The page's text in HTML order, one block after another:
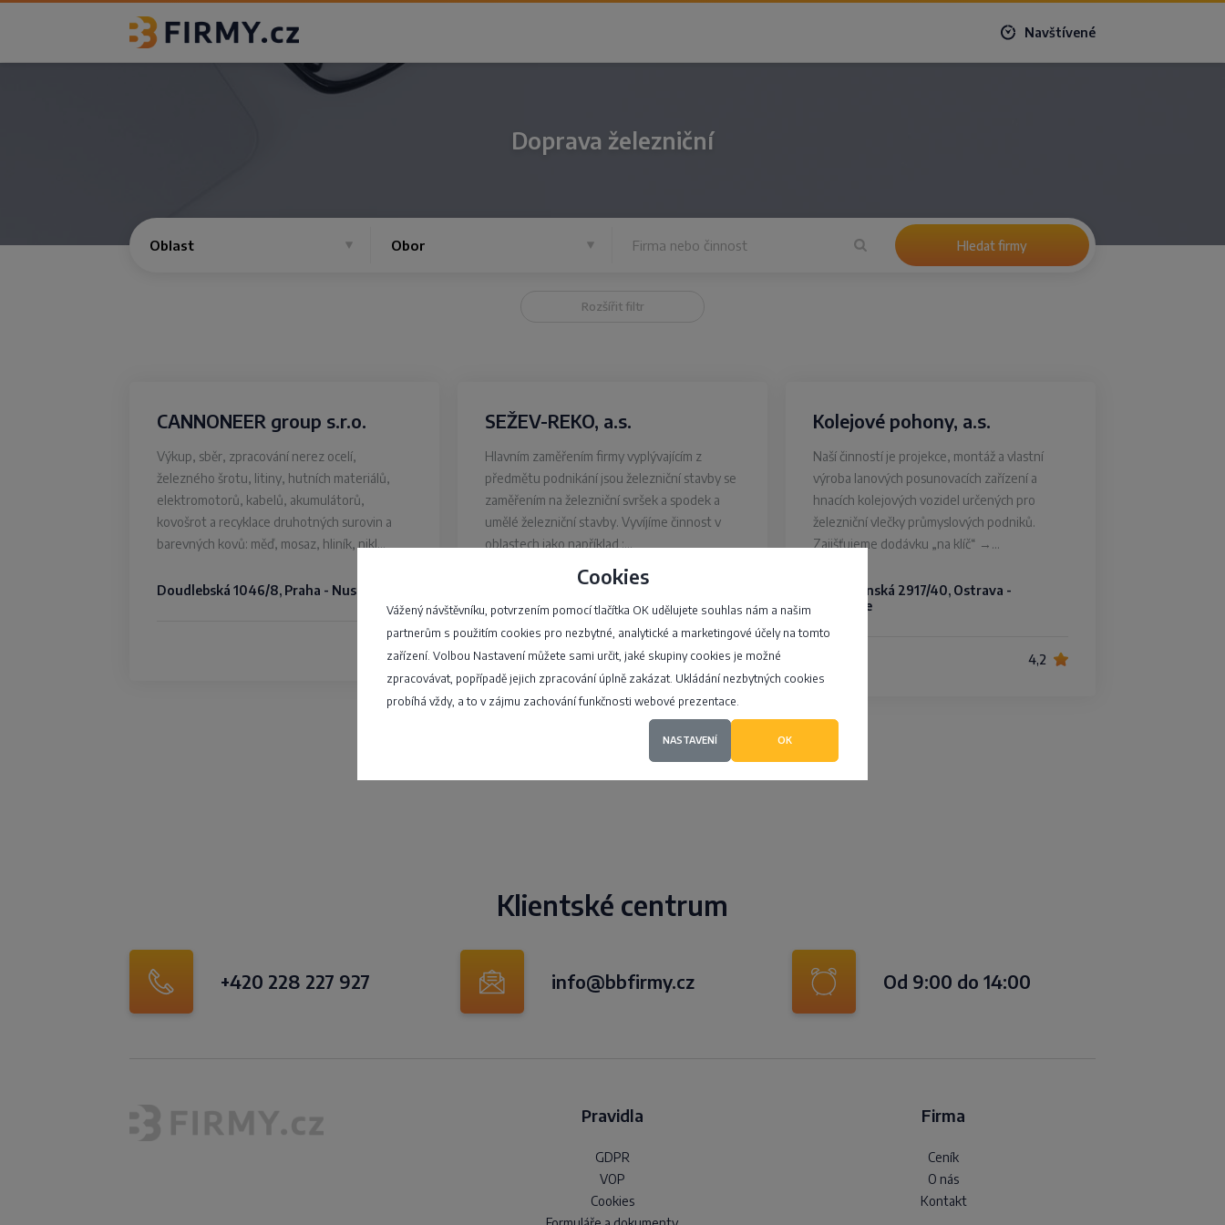
Cookies
Vážený návštěvníku, potvrzením pomocí tlačítka OK udělujete souhlas nám a našim
partnerům s použitím cookies pro nezbytné, analytické a marketingové účely na tomto
zařízení. Volbou Nastavení můžete sami určit, jaké skupiny cookies je možné
zpracovávat, popřípadě jejich zpracování úplně zakázat. Ukládání nezbytných cookies
probíhá vždy, a to v zájmu zachování funkčnosti webové prezentace.
NASTAVENÍ OK
Navštívené
Doprava železniční
Oblast Obor Hledat firmy
Rozšířit filtr
CANNONEER group s.r.o.
Výkup, sběr, zpracování nerez ocelí,
železného šrotu, litiny, hutních materiálů,
elektromotorů, kabelů, akumulátorů,
kovošrot a recyklace druhotných surovin a
barevných kovů: měď, mosaz, hliník, nikl…
Doudlebská 1046/8, Praha - Nusle
4,7
SEŽEV-REKO, a.s.
Hlavním zaměřením firmy vyplývajícím z
předmětu podnikání jsou železniční stavby se
zaměřením na železniční svršek a spodek a
umělé železniční stavby. Vyvíjíme činnost v
oblastech jako například :…
Kolejové pohony, a.s.
Naší činností je projekce, montáž a vlastní
výroba lanových posunovacích zařízení a
hnacích kolejových vozidel určených pro
železniční vlečky průmyslových podniků.
Zajišťujeme dodávku „na klíč“ →…
Mostárenská 2917/40, Ostrava -
Vítkovice
4,2
Klientské centrum
+420 228 227 927 info@bbfirmy.cz Od 9:00 do 14:00
Pravidla
GDPR
VOP
Cookies
Firma
Ceník
O nás
Kontakt